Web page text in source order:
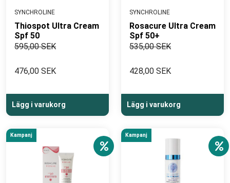
SYNCHROLINE
Thiospot Ultra Cream
Spf 50
595,00 SEK
476,00 SEK
Lägg i varukorg
SYNCHROLINE
Rosacure Ultra Cream
Spf 50+
535,00 SEK
428,00 SEK
Lägg i varukorg
Kampanj Kampanj